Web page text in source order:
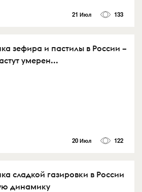
21 Июл 133
зефира и пастилы в России –
умерен...
20 Июл 122
сладкой газировки в России
динамику